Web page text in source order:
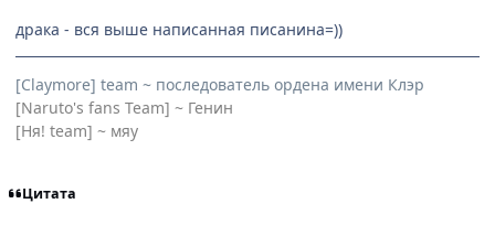
драка - вся выше написанная писанина=))
[Claymore] team ~ последователь ордена имени Клэр
[Naruto's fans Team] ~ Генин
[Ня! team] ~ мяу
Цитата